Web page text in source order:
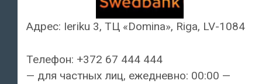
Адрес: Ieriku 3, ТЦ «Domina», Riga, LV-1084
Телефон: +372 67 444 444
— для частных лиц, ежедневно: 00:00 —